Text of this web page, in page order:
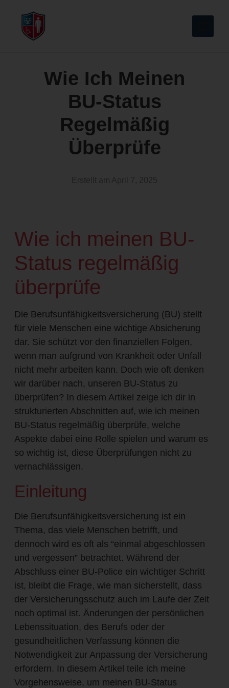
Wie Ich Meinen
BU-Status
Regelmäßig
Überprüfe
Wie ich meinen BU-
Status regelmäßig
überprüfe
Die Berufsunfähigkeitsversicherung (BU) stellt
für viele Menschen eine wichtige Absicherung
dar. Sie schützt vor den finanziellen Folgen,
wenn man aufgrund von Krankheit oder Unfall
nicht mehr arbeiten kann. Doch wie oft denken
wir darüber nach, unseren BU-Status zu
überprüfen? In diesem Artikel zeige ich dir in
strukturierten Abschnitten auf, wie ich meinen
BU-Status regelmäßig überprüfe, welche
Aspekte dabei eine Rolle spielen und warum es
so wichtig ist, diese Überprüfungen nicht zu
vernachlässigen.
Einleitung
Die Berufsunfähigkeitsversicherung ist ein
Thema, das viele Menschen betrifft, und
dennoch wird es oft als “einmal abgeschlossen
und vergessen” betrachtet. Während der
Abschluss einer BU-Police ein wichtiger Schritt
ist, bleibt die Frage, wie man sicherstellt, dass
der Versicherungsschutz auch im Laufe der Zeit
noch optimal ist. Änderungen der persönlichen
Lebenssituation, des Berufs oder der
gesundheitlichen Verfassung können die
Notwendigkeit zur Anpassung der Versicherung
erfordern. In diesem Artikel teile ich meine
Vorgehensweise, um meinen BU-Status